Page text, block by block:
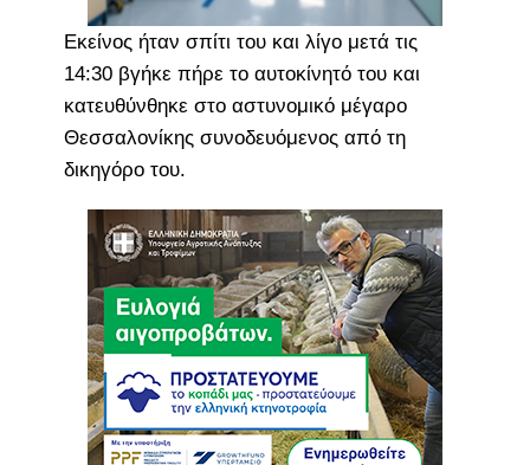
Εκείνος ήταν σπίτι του και λίγο μετά τις
14:30 βγήκε πήρε το αυτοκίνητό του και
κατευθύνθηκε στο αστυνομικό μέγαρο
Θεσσαλονίκης συνοδευόμενος από τη
δικηγόρο του.